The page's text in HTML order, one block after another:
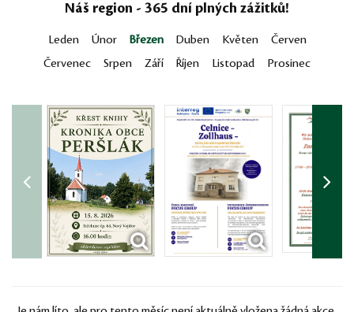
Náš region - 365 dní plných zážitků!
Leden Únor Březen Duben Květen
Červen
Červenec
Srpen Září Říjen Listopad Prosinec